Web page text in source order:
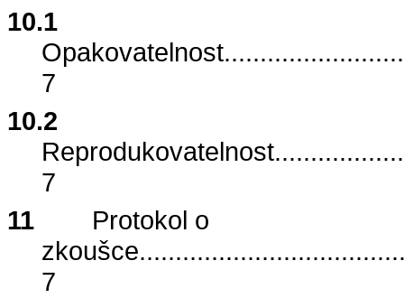
10.1
Opakovatelnost
7
10.2
Reprodukovatelnost
7
11
Protokol o
zkoušce
7